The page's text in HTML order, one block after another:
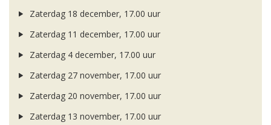
Zaterdag 18 december, 17.00 uur
Zaterdag 11 december, 17.00 uur
Zaterdag 4 december, 17.00 uur
Zaterdag 27 november, 17.00 uur
Zaterdag 20 november, 17.00 uur
Zaterdag 13 november, 17.00 uur